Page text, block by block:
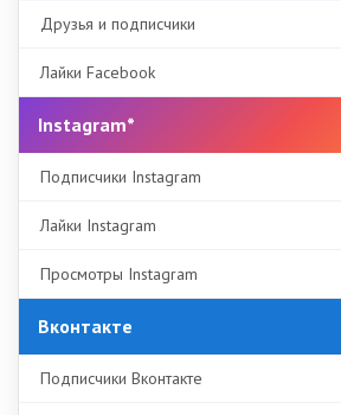
Друзья и подписчики
Лайки Facebook
Instagram*
Подписчики Instagram
Лайки Instagram
Просмотры Instagram
Вконтакте
Подписчики Вконтакте